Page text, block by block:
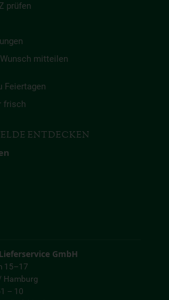
prüfen
mitteilen
Feiertagen
frisch
ENTDECKEN
GmbH
15–17
Hamburg
– 10